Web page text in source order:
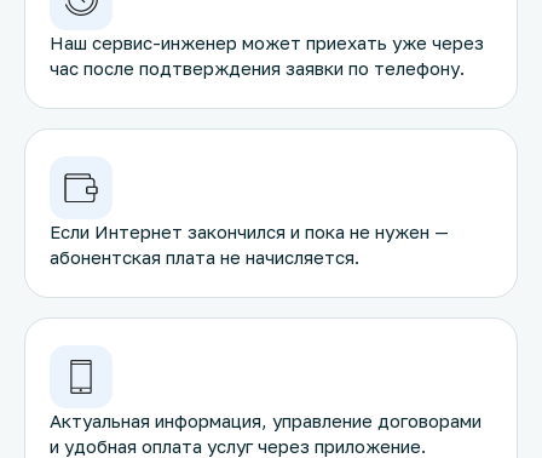
Наш сервис-инженер может приехать уже через
час после подтверждения заявки по телефону.
Если Интернет закончился и пока не нужен —
абонентская плата не начисляется.
Актуальная информация, управление договорами
и удобная оплата услуг через приложение.